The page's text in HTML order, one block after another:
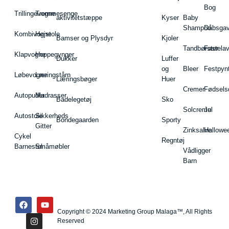
Trillingevogne
Kombivogne
Klapvogne
Løbevogne
Autopuder
Autostole
Cykel
Barnestol
Tremmesenge
Højstole
Hoppegynger
Læringstårn
Madrasser
Sikkerheds
Gitter
Småmøbler
aktivitetstæppe
Bamser og Plysdyr
Dukker
Læringsbøger
Badelegetøj
Bondegaarden
Kyser
Kjoler
Luffer
og
Huer
Sko
Sporty
Regntøj
Baby
Shampoo
Tandbørster
Bleer
Cremer
Solcreme
Zinksalve
Vådligger
Barn
Bog
Jul
Copyright © 2024 Marketing Group Malaga™, All Rights
Reserved